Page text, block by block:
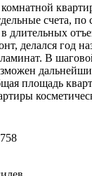
счета, по
длительных
делался год
В
площадь